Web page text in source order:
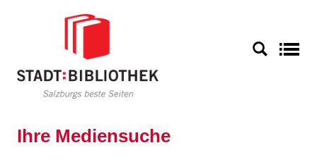
Ihre Mediensuche